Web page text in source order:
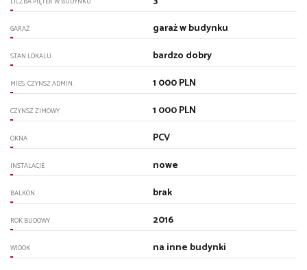
GARAŻ garaż w budynku
STAN LOKALU bardzo dobry
MIES. CZYNSZ ADMIN. 1 000 PLN
CZYNSZ ZIMOWY 1 000 PLN
OKNA PCV
INSTALACJE nowe
BALKON brak
ROK BUDOWY 2016
WIDOK na inne budynki